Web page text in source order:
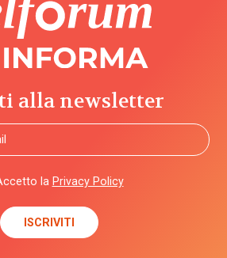
alla newsletter
la Privacy Policy